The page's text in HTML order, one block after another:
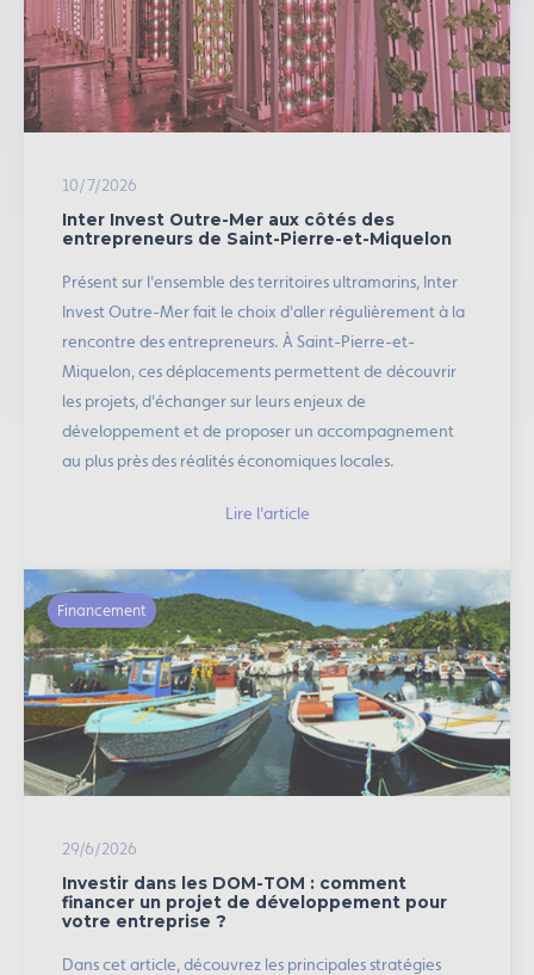
10/7/2026
Inter Invest Outre-Mer aux côtés des
entrepreneurs de Saint-Pierre-et-Miquelon
Présent sur l'ensemble des territoires ultramarins, Inter
Invest Outre-Mer fait le choix d'aller régulièrement à la
rencontre des entrepreneurs. À Saint-Pierre-et-
Miquelon, ces déplacements permettent de découvrir
les projets, d'échanger sur leurs enjeux de
développement et de proposer un accompagnement
au plus près des réalités économiques locales.
Lire l'article
Financement
29/6/2026
Investir dans les DOM-TOM : comment
financer un projet de développement pour
votre entreprise ?
Dans cet article, découvrez les principales stratégies